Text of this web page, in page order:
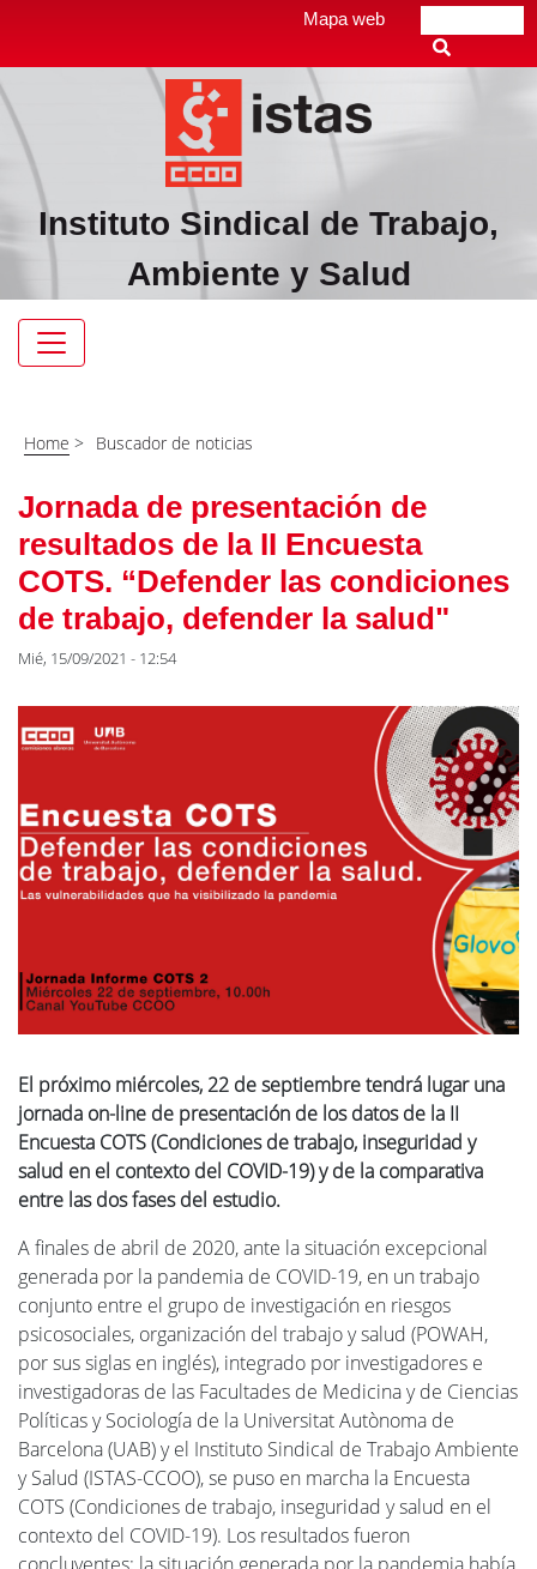
contenido
principal
Mapa web
Instituto Sindical de Trabajo,
Ambiente y Salud
Navegación
Home > Buscador de noticias
Jornada de presentación de
resultados de la II Encuesta
COTS. “Defender las condiciones
de trabajo, defender la salud"
Mié, 15/09/2021 - 12:54
El próximo miércoles, 22 de septiembre tendrá lugar una
jornada on-line de presentación de los datos de la II
Encuesta COTS (Condiciones de trabajo, inseguridad y
salud en el contexto del COVID-19) y de la comparativa
entre las dos fases del estudio.
A finales de abril de 2020, ante la situación excepcional
generada por la pandemia de COVID-19, en un trabajo
conjunto entre el grupo de investigación en riesgos
psicosociales, organización del trabajo y salud (POWAH,
por sus siglas en inglés), integrado por investigadores e
investigadoras de las Facultades de Medicina y de Ciencias
Políticas y Sociología de la Universitat Autònoma de
Barcelona (UAB) y el Instituto Sindical de Trabajo Ambiente
y Salud (ISTAS-CCOO), se puso en marcha la Encuesta
COTS (Condiciones de trabajo, inseguridad y salud en el
contexto del COVID-19). Los resultados fueron